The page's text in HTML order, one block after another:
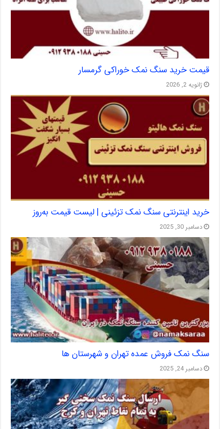
قیمت خرید سنگ نمک خوراکی گرمسار
ژانویه 2, 2026
خرید اینترنتی سنگ نمک تزئینی | لیست قیمت به‌روز
دسامبر 30, 2025
سنگ نمک فروش عمده تهران و شهرستان ها
دسامبر 24, 2025